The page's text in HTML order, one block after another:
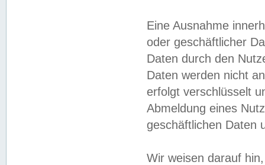
Eine Ausnahme
oder geschäftlicher
Daten durch den
Daten werden nicht
erfolgt verschlüsselt
Abmeldung eines
geschäftlichen Daten
Wir weisen darauf